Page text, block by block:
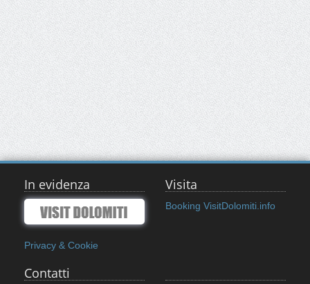
In evidenza
Privacy & Cookie
Visita
Booking VisitDolomiti.info
Contatti